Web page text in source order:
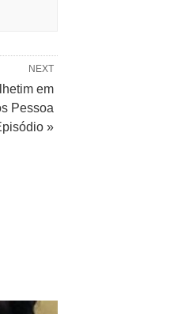
NEXT
em
Pessoa
»